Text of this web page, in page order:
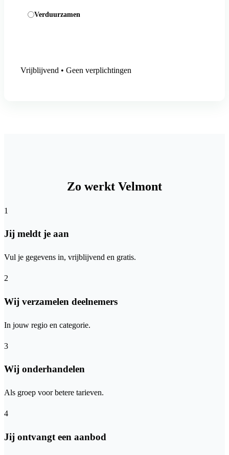
Verduurzamen
Vrijblijvend • Geen verplichtingen
Zo werkt Velmont
1
Jij meldt je aan
Vul je gegevens in, vrijblijvend en gratis.
2
Wij verzamelen deelnemers
In jouw regio en categorie.
3
Wij onderhandelen
Als groep voor betere tarieven.
4
Jij ontvangt een aanbod